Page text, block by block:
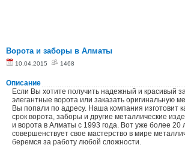
Ворота и заборы в Алматы
10.04.2015 1468
Описание
Если Вы хотите получить надежный и красивый
элегантные ворота или заказать оригинальную
Вы попали по адресу. Наша компания изготовит
срок ворота, заборы и другие металлические
и ворота в Алматы с 1993 года. Вот уже более 20
совершенствует свое мастерство в мире
беремся за работу любой сложности.